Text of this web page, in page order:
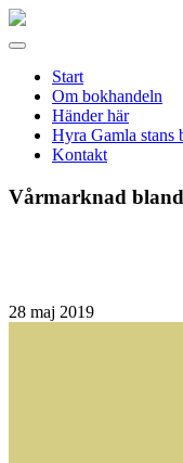
Gamla
Meny
Start
Om bokhandeln
Händer här
Hyra Gamla stans
Kontakt
Vårmarknad
28 maj 2019